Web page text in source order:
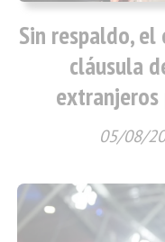
Sin respaldo,
cláusula
extranjeros
05/08/